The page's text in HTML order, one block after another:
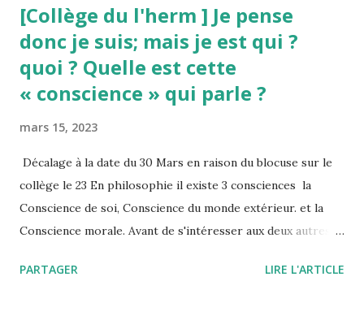
[Collège du l'herm ] Je pense
donc je suis; mais je est qui ?
quoi ? Quelle est cette
« conscience » qui parle ?
mars 15, 2023
Décalage à la date du 30 Mars en raison du blocuse sur le
collège le 23 En philosophie il existe 3 consciences la
Conscience de soi, Conscience du monde extérieur. et la
Conscience morale. Avant de s'intéresser aux deux autres,
présence constante et immédiate de soi à soi. C'est la
PARTAGER LIRE L'ARTICLE